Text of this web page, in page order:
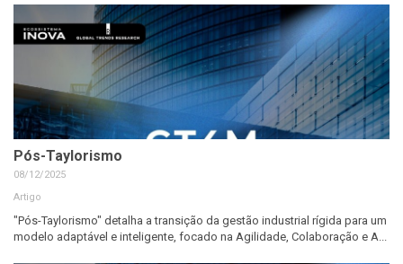
Pós-Taylorismo
08/12/2025
Artigo
"Pós-Taylorismo" detalha a transição da gestão industrial rígida para um
modelo adaptável e inteligente, focado na Agilidade, Colaboração e A...